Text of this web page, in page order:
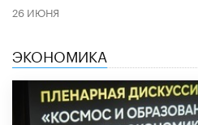
26 ИЮНЯ
ЭКОНОМИКА